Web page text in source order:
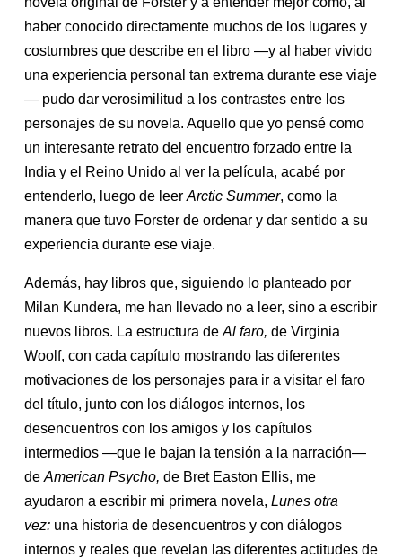
haber conocido directamente muchos de los lugares y
costumbres que describe en el libro —y al haber vivido
una experiencia personal tan extrema durante ese viaje
— pudo dar verosimilitud a los contrastes entre los
personajes de su novela. Aquello que yo pensé como
un interesante retrato del encuentro forzado entre la
India y el Reino Unido al ver la película, acabé por
entenderlo, luego de leer Arctic Summer, como la
manera que tuvo Forster de ordenar y dar sentido a su
experiencia durante ese viaje.
Además, hay libros que, siguiendo lo planteado por
Milan Kundera, me han llevado no a leer, sino a escribir
nuevos libros. La estructura de Al faro, de Virginia
Woolf, con cada capítulo mostrando las diferentes
motivaciones de los personajes para ir a visitar el faro
del título, junto con los diálogos internos, los
desencuentros con los amigos y los capítulos
intermedios —que le bajan la tensión a la narración—
de American Psycho, de Bret Easton Ellis, me
ayudaron a escribir mi primera novela, Lunes otra
vez:una historia de desencuentros y con diálogos
internos y reales que revelan las diferentes actitudes de